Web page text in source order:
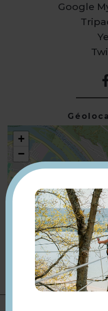
Google
+
−
Présentation